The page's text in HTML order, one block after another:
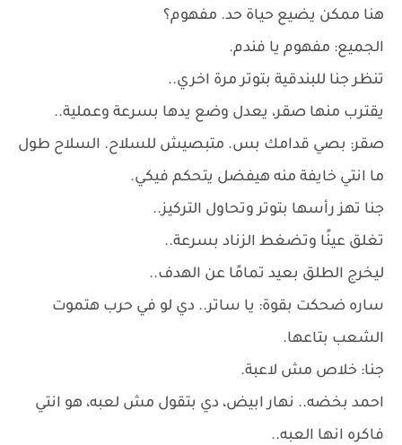
هنا ممكن يضيع حياة حد. مفهوم؟
الجميع: مفهوم يا فندم.
تنظر جنا للبندقية بتوتر مرة اخري..
يقترب منها صقر، يعدل وضع يدها بسرعة وعملية..
صقر: بصي قدامك بس. متبصيش للسلاح. السلاح طول
ما انتي خايفة منه هيفضل يتحكم فيكي.
جنا تهز رأسها بتوتر وتحاول التركيز..
تغلق عينًا وتضغط الزناد بسرعة..
ليخرج الطلق بعيد تمامًا عن الهدف..
ساره ضحكت بقوة: يا ساتر.. دي لو في حرب هتموت
الشعب بتاعها.
جنا: خلاص مش لاعبة.
احمد بخضه.. نهار ابيض، دي بتقول مش لعبه، هو انتي
فاكره انها العبه..